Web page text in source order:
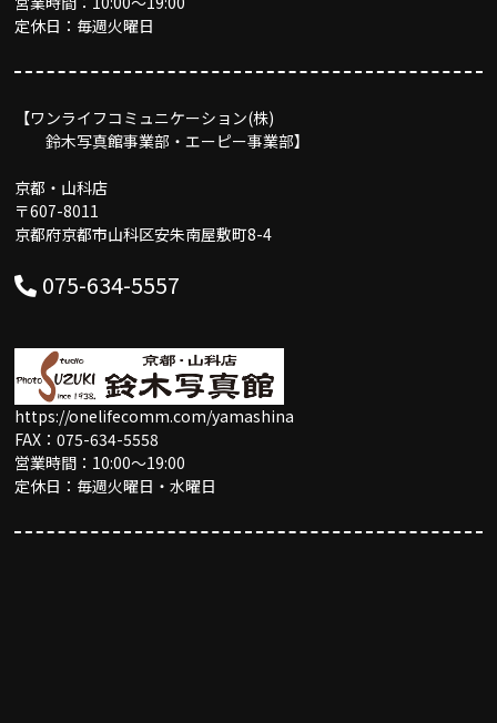
定休日：毎週火曜日
【ワンライフコミュニケーション(株)
鈴木写真館事業部・エーピー事業部】
京都・山科店
〒607-8011
京都府京都市山科区安朱南屋敷町8-4
075-634-5557
https://onelifecomm.com/yamashina
FAX：075-634-5558
営業時間：10:00〜19:00
定休日：毎週火曜日・水曜日